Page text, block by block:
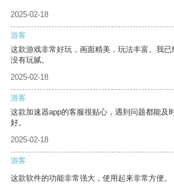
2025-02-18
游客
这款游戏非常好玩，画面精美，玩法丰富。我
没有玩腻。
2025-02-18
游客
这款加速器app的客服很贴心，遇到问题都能及
好。
2025-02-18
游客
这款软件的功能非常强大，使用起来非常方便。